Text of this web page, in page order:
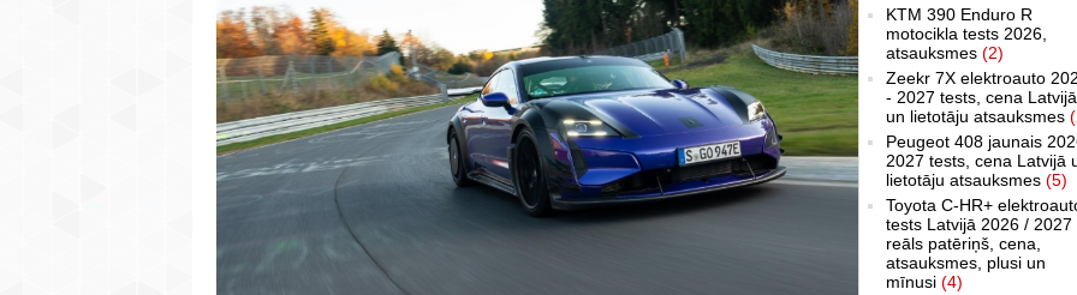
KTM 390 Enduro R
motocikla tests 2026,
atsauksmes (2)
Zeekr 7X elektroauto
- 2027 tests, cena Latvijā
un lietotāju atsauksmes
Peugeot 408 jaunais
2027 tests, cena Latvijā
lietotāju atsauksmes (5)
Toyota C-HR+
tests Latvijā 2026 / 2027
reāls patēriņš, cena,
atsauksmes, plusi un
mīnusi (4)